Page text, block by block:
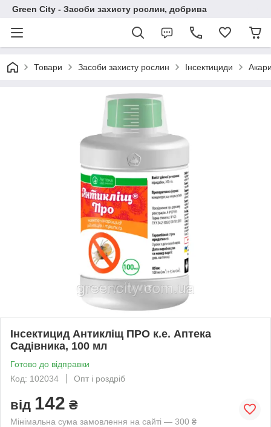
Green City - Засоби захисту рослин, добрива
Товари Засоби захисту рослин Інсектициди
Інсектицид Антикліщ ПРО к.е. Аптека
Садівника, 100 мл
Готово до відправки
Код: 102034
Опт і роздріб
від 142 ₴
Мінімальна сума замовлення на сайті — 300 ₴